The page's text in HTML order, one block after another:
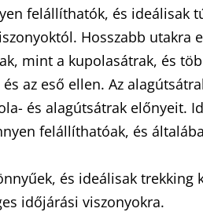
felállíthatók, és ideálisak
Hosszabb
mint a kupolasátrak, és
az eső ellen. Az
és alagútsátrak előnyeit.
felállíthatóak, és
és ideálisak
időjárási viszonyokra.